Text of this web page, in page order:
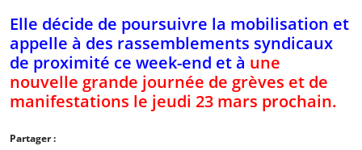
Elle décide de poursuivre la mobilisation et
appelle à des rassemblements syndicaux
de proximité ce week-end et à une
nouvelle grande journée de grèves et de
manifestations le jeudi 23 mars prochain.
Partager :